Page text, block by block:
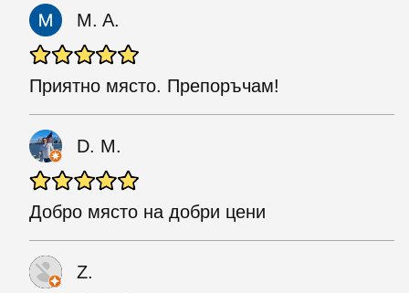
M. A.
Приятно място. Препоръчам!
D. M.
Добро място на добри цени
Z.